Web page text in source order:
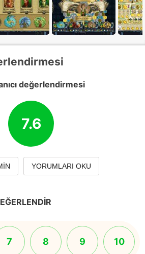
değerlendirmesi
7.6
YORUMLARI OKU
7 8 9 10